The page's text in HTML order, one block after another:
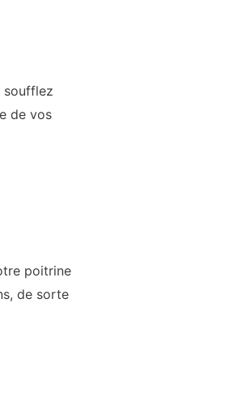
soufflez
de vos
poitrine
de sorte